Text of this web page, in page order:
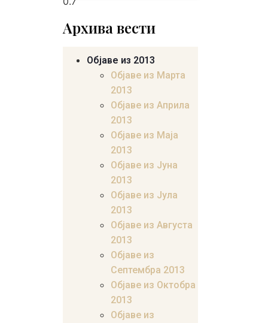
Архива вести
Објаве из 2013
Објаве из Марта
2013
Објаве из Априла
2013
Објаве из Маја
2013
Објаве из Јунa
2013
Објаве из Јула
2013
Објаве из Августа
2013
Објаве из
Септембра 2013
Објаве из Октобра
2013
Објаве из